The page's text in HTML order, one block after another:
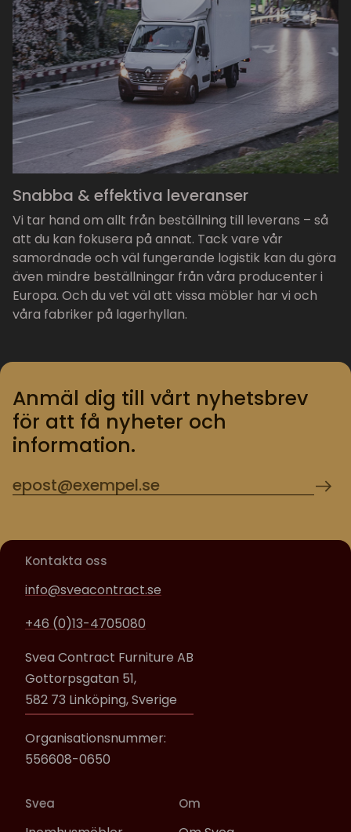
Snabba & effektiva leveranser
Vi tar hand om allt från beställning till leverans – så
att du kan fokusera på annat. Tack vare vår
samordnade och väl fungerande logistik kan du göra
även mindre beställningar från våra producenter i
Europa. Och du vet väl att vissa möbler har vi och
våra fabriker på lagerhyllan.
Anmäl dig till vårt nyhetsbrev
för att få nyheter och
information.
Kontakta oss
info@sveacontract.se
+46 (0)13-4705080
Svea Contract Furniture AB
Gottorpsgatan 51,
582 73 Linköping, Sverige
Organisationsnummer:
556608-0650
Svea Om